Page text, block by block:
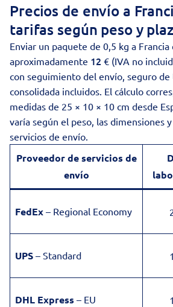
Precios de envío a
tarifas según peso y
Enviar un paquete de 0,5 kg a Francia
aproximadamente 12 € (IVA no
con seguimiento del envío, seguro
consolidada incluidos. El cálculo
medidas de 25 × 10 × 10 cm desde
varía según el peso, las dimensiones
servicios de envío.
Proveedor de servicios de
envío
FedEx – Regional Economy
UPS – Standard
DHL Express – EU